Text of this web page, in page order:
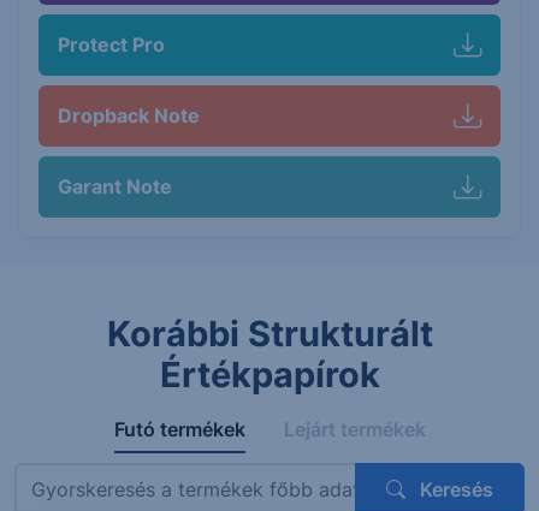
Protect Pro
Dropback Note
Garant Note
Korábbi Strukturált
Értékpapírok
Futó termékek Lejárt termékek
Keresés